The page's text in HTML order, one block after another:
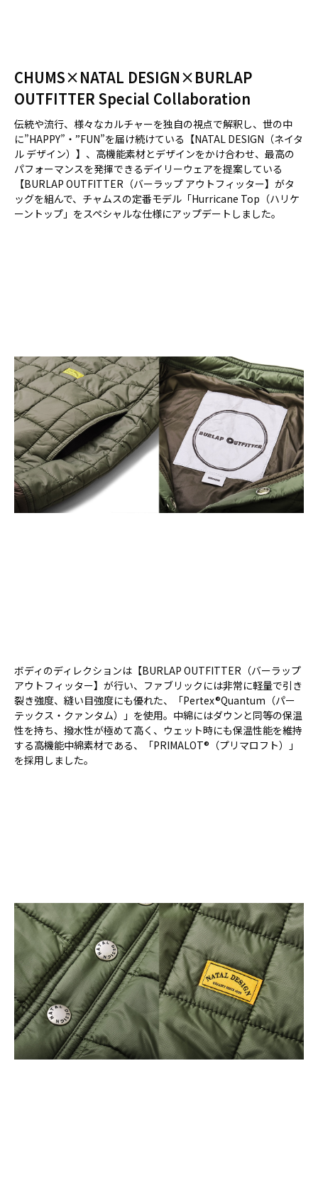
CHUMS×NATAL DESIGN×BURLAP
OUTFITTER Special Collaboration
伝統や流行、様々なカルチャーを独自の視点で解釈し、世の中
に”HAPPY”・”FUN”を届け続けている【NATAL DESIGN（ネイタ
ル デザイン）】、高機能素材とデザインをかけ合わせ、最高の
パフォーマンスを発揮できるデイリーウェアを提案している
【BURLAP OUTFITTER（バーラップ アウトフィッター】がタ
ッグを組んで、チャムスの定番モデル「Hurricane Top（ハリケ
ーントップ」をスペシャルな仕様にアップデートしました。
ボディのディレクションは【BURLAP OUTFITTER（バーラップ
アウトフィッター】が行い、ファブリックには非常に軽量で引き
裂き強度、縫い目強度にも優れた、「Pertex®Quantum（パー
テックス・クァンタム）」を使用。中綿にはダウンと同等の保温
性を持ち、撥水性が極めて高く、ウェット時にも保温性能を維持
する高機能中綿素材である、「PRIMALOT®（プリマロフト）」
を採用しました。